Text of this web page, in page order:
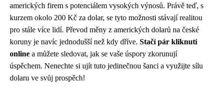
amerických firem s potenciálem vysokých výnosů. Právě teď, s
kurzem okolo 200 Kč za dolar, se tyto možnosti stávají realitou
pro stále více lidí. Převod měny z amerických dolarů na české
koruny je navíc jednodušší než kdy dříve. Stačí pár kliknutí
online a můžete sledovat, jak se vaše úspory zkorunují
úspěchem. Nenechte si ujít tuto jedinečnou šanci a využijte sílu
dolaru ve svůj prospěch!